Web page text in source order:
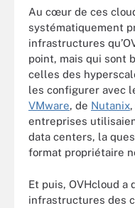
Au cœur de ces
systématiquement
infrastructures
point, mais qui sont
celles des
les configurer avec
VMware, de Nutanix
entreprises
data centers, la
format propriétaire
Et puis, OVHcloud a
infrastructures des